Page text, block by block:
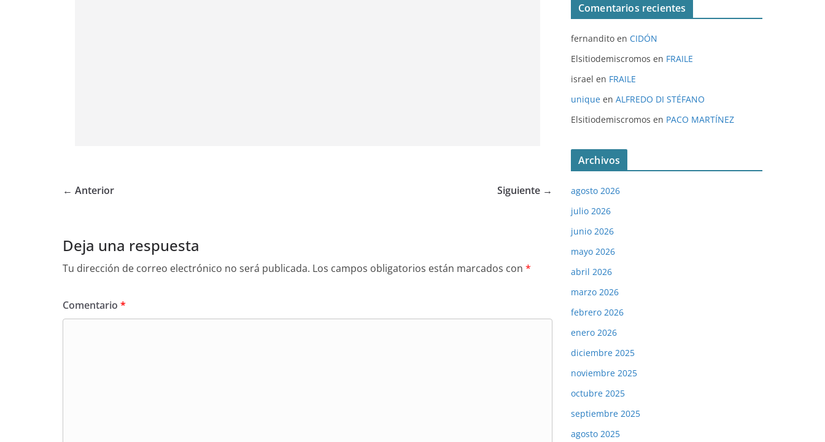
← Anterior Siguiente →
Deja una respuesta
Tu dirección de correo electrónico no será publicada. Los campos obligatorios están marcados con *
Comentario *
Comentarios recientes
fernandito en CIDÓN
Elsitiodemiscromos en FRAILE
israel en FRAILE
unique en ALFREDO DI STÉFANO
Elsitiodemiscromos en PACO MARTÍNEZ
Archivos
agosto 2026
julio 2026
junio 2026
mayo 2026
abril 2026
marzo 2026
febrero 2026
enero 2026
diciembre 2025
noviembre 2025
octubre 2025
septiembre 2025
agosto 2025